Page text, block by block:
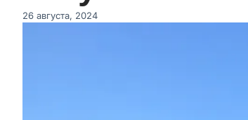
26 августа, 2024